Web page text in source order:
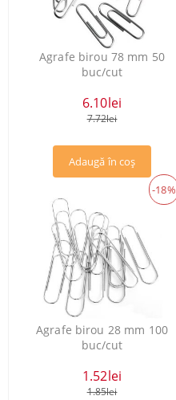
Agrafe birou 78 mm 50
buc/cut
6.10lei
7.72lei
Agrafe birou 28 mm 100
buc/cut
-18%
1.52lei
1.85lei